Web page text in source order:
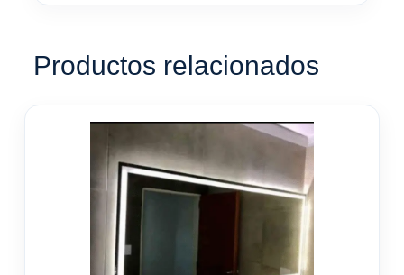
Productos relacionados